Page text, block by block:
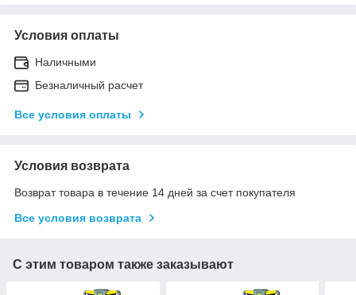
Условия оплаты
Наличными
Безналичный расчет
Все условия оплаты
Условия возврата
Возврат товара в течение 14 дней за счет покупателя
Все условия возврата
С этим товаром также заказывают